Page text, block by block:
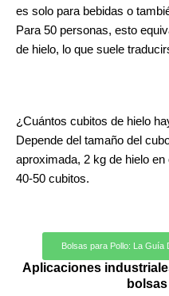
es solo para bebidas o
Para 50 personas, esto
de hielo, lo que suele
¿Cuántos cubitos de hielo
Depende del tamaño del
aproximada, 2 kg de hielo
40-50 cubitos.
Bolsas para Pollo: La Guía
Aplicaciones